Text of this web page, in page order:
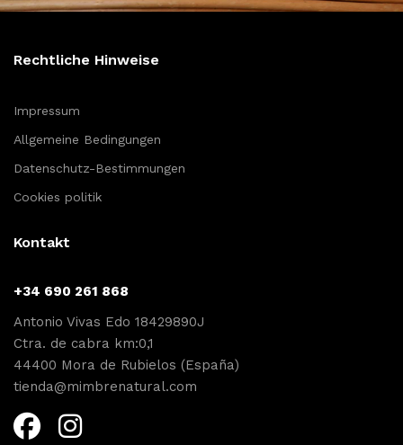
Rechtliche Hinweise
Impressum
Allgemeine Bedingungen
Datenschutz-Bestimmungen
Cookies politik
Kontakt
+34 690 261 868
Antonio Vivas Edo 18429890J
Ctra. de cabra km:0,1
44400 Mora de Rubielos (España)
tienda@mimbrenatural.com